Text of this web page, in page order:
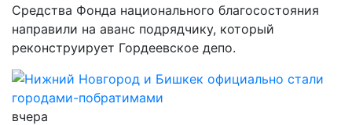
Средства Фонда национального благосостояния
направили на аванс подрядчику, который
реконструирует Гордеевское депо.
вчера